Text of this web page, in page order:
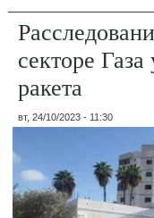
секторе
ракета
вт, 24/10/2023 - 11:30